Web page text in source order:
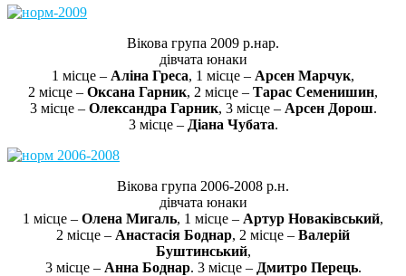
Вікова група 2009 р.нар.
дівчата юнаки
1 місце – Аліна Греса, 1 місце – Арсен Марчук,
2 місце – Оксана Гарник, 2 місце – Тарас Семенишин,
3 місце – Олександра Гарник, 3 місце – Арсен Дорош.
3 місце – Діана Чубата.
Вікова група 2006-2008 р.н.
дівчата юнаки
1 місце – Олена Мигаль, 1 місце – Артур Новаківський,
2 місце – Анастасія Боднар, 2 місце – Валерій
Буштинський,
3 місце – Анна Боднар. 3 місце – Дмитро Перець.